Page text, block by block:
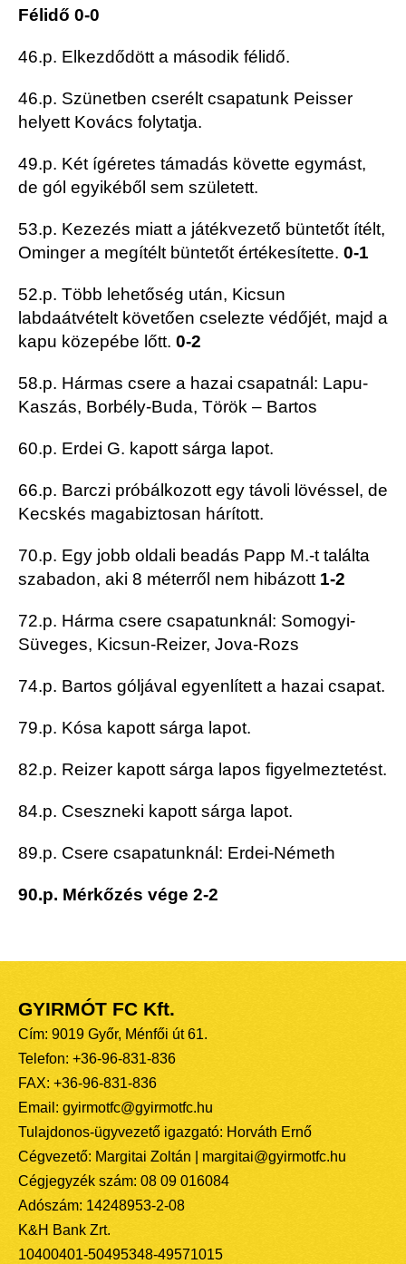
Félidő 0-0
46.p. Elkezdődött a második félidő.
46.p. Szünetben cserélt csapatunk Peisser
helyett Kovács folytatja.
49.p. Két ígéretes támadás követte egymást,
de gól egyikéből sem született.
53.p. Kezezés miatt a játékvezető büntetőt ítélt,
Ominger a megítélt büntetőt értékesítette. 0-1
52.p. Több lehetőség után, Kicsun
labdaátvételt követően cselezte védőjét, majd a
kapu közepébe lőtt. 0-2
58.p. Hármas csere a hazai csapatnál: Lapu-
Kaszás, Borbély-Buda, Török – Bartos
60.p. Erdei G. kapott sárga lapot.
66.p. Barczi próbálkozott egy távoli lövéssel, de
Kecskés magabiztosan hárított.
70.p. Egy jobb oldali beadás Papp M.-t találta
szabadon, aki 8 méterről nem hibázott 1-2
72.p. Hárma csere csapatunknál: Somogyi-
Süveges, Kicsun-Reizer, Jova-Rozs
74.p. Bartos góljával egyenlített a hazai csapat.
79.p. Kósa kapott sárga lapot.
82.p. Reizer kapott sárga lapos figyelmeztetést.
84.p. Cseszneki kapott sárga lapot.
89.p. Csere csapatunknál: Erdei-Németh
90.p. Mérkőzés vége 2-2
GYIRMÓT FC Kft.
Cím: 9019 Győr, Ménfői út 61.
Telefon: +36-96-831-836
FAX: +36-96-831-836
Email: gyirmotfc@gyirmotfc.hu
Tulajdonos-ügyvezető igazgató: Horváth Ernő
Cégvezető: Margitai Zoltán | margitai@gyirmotfc.hu
Cégjegyzék szám: 08 09 016084
Adószám: 14248953-2-08
K&H Bank Zrt.
10400401-50495348-49571015